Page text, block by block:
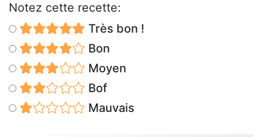
Notez cette recette:
Très bon !
Bon
Moyen
Bof
Mauvais